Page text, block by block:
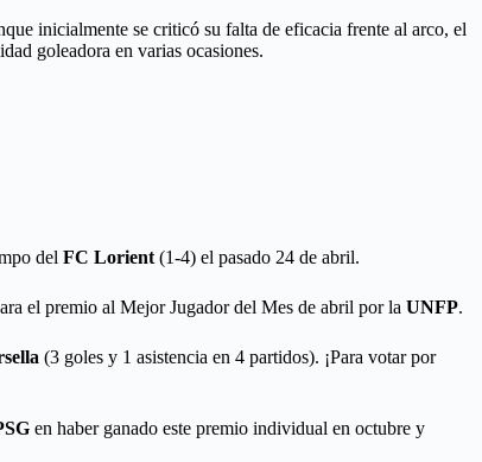
inicialmente se criticó su falta de eficacia frente al arco, el
goleadora en varias ocasiones.
del FC Lorient (1-4) el pasado 24 de abril.
el premio al Mejor Jugador del Mes de abril por la UNFP.
(3 goles y 1 asistencia en 4 partidos). ¡Para votar por
en haber ganado este premio individual en octubre y